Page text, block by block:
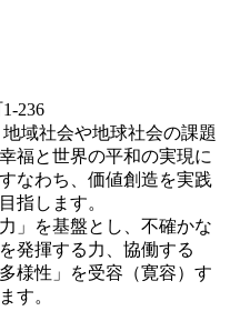
236
域社会や地球社会の課題
福と世界の平和の実現に
なわち、価値創造を実践
指します。
」を基盤とし、不確かな
発揮する力、協働する
様性」を受容（寛容）す
す。